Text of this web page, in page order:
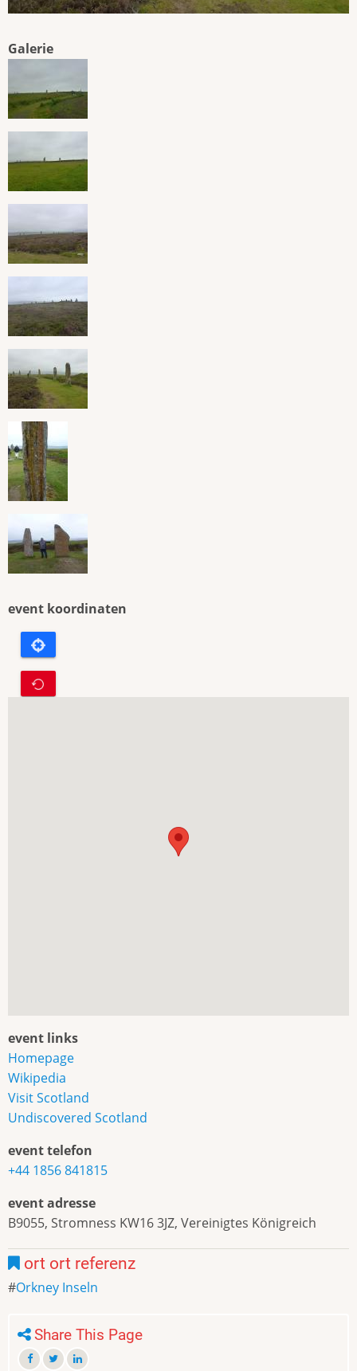
Galerie
event koordinaten
event links
Homepage
Wikipedia
Visit Scotland
Undiscovered Scotland
event telefon
+44 1856 841815
event adresse
B9055, Stromness KW16 3JZ, Vereinigtes Königreich
ort ort referenz
Orkney Inseln
Share This Page